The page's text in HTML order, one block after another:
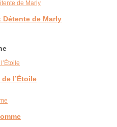
Détente de Marly
l’Étoile